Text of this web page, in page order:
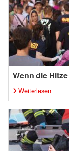
Wenn die
Weiterlesen